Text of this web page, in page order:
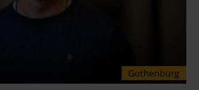
Gothenburg